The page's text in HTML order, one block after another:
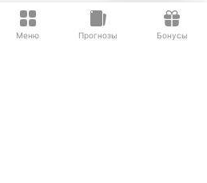
Меню Прогнозы Бонусы